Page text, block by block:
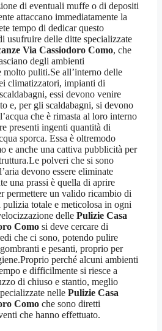
di eventuali muffe o di depositi
attaccano immediatamente la
tempo di dedicar questo
usufruire delle ditte specializzate
Via Cassiodoro Como, che
degli ambienti
molto puliti.Se all’interno delle
climatizzatori, impianti di
essi devono venire
e, per gli scaldabagni, si devono
che è rimasta al loro interno
presenti ingenti quantità di
sporca. Essa è oltremodo
e anche una cattiva pubblicità per
polveri che si sono
devono essere eliminate
una prassi è quella di aprire
permettere un valido ricambio di
totale e meticolosa in ogni
delle Pulizie Casa
Como si deve cercare di
che ci sono, potendo pulire
e pesanti, proprio per
perché alcuni ambienti
e difficilmente si riesce a
di chiuso e stantio, meglio
nelle Pulizie Casa
Como che sono diretti
che hanno effettuato.